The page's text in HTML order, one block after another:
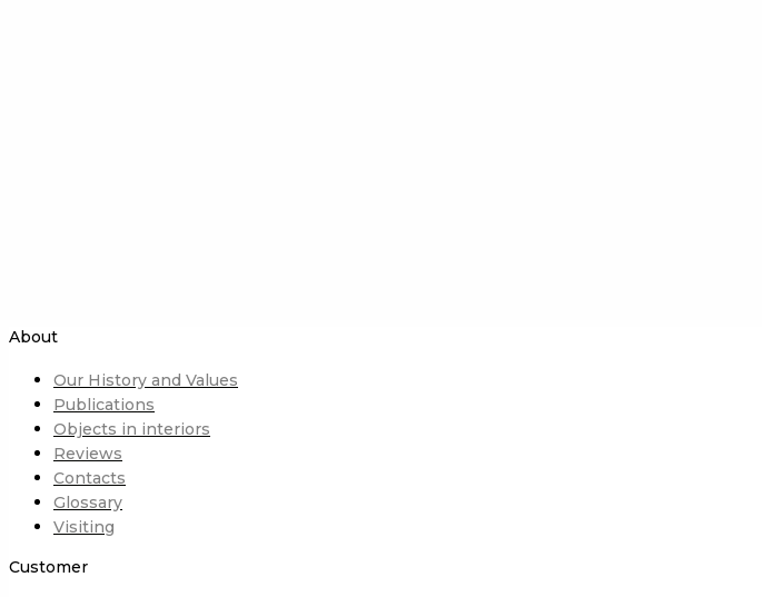
About
Our History and Values
Publications
Objects in interiors
Reviews
Contacts
Glossary
Visiting
Customer